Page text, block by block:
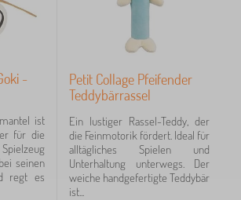
-
ist
für die
seinen
regt es
Petit Collage Pfeifender
Teddybärrassel
Ein lustiger Rassel-Teddy, der
die Feinmotorik fördert. Ideal für
alltägliches Spielen und
Unterhaltung unterwegs. Der
weiche handgefertigte Teddybär
ist...